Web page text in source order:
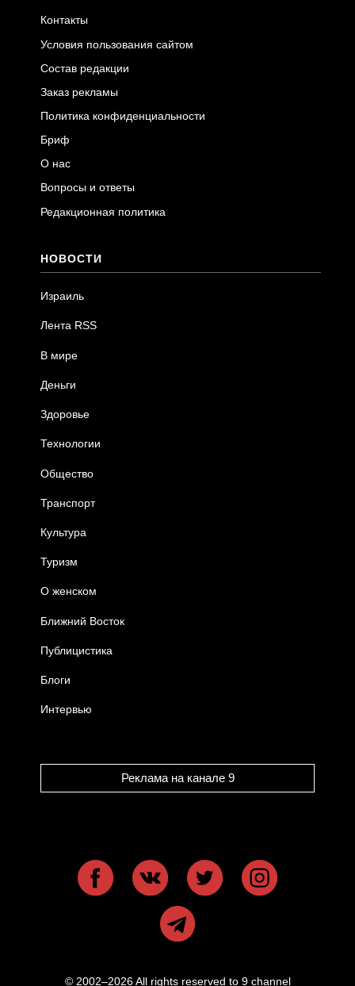
Контакты
Условия пользования сайтом
Состав редакции
Заказ рекламы
Политика конфиденциальности
Бриф
О нас
Вопросы и ответы
Редакционная политика
НОВОСТИ
Израиль
Лента RSS
В мире
Деньги
Здоровье
Технологии
Общество
Транспорт
Культура
Туризм
О женском
Ближний Восток
Публицистика
Блоги
Интервью
Реклама на канале 9
© 2002–2026 All rights reserved to 9 channel